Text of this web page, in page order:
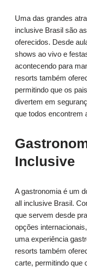
Uma das grandes
inclusive Brasil são
oferecidos. Desde
shows ao vivo e
acontecendo para
resorts também
permitindo que os
divertem em
que todos encontrem
Inclusive
A gastronomia é um
all inclusive Brasil.
que servem desde
opções
uma experiência
resorts também
carte, permitindo que